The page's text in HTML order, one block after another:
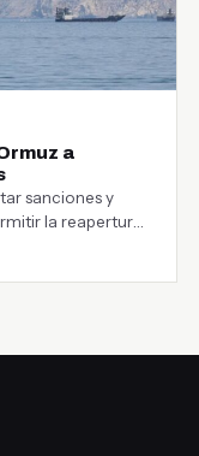
a
sanciones y
la reapertura